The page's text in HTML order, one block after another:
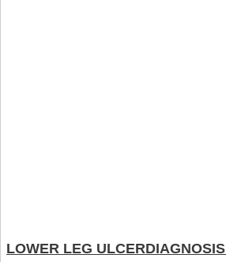
LOWER LEG